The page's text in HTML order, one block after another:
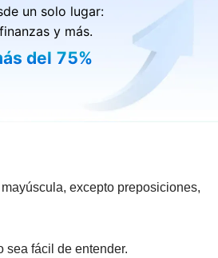
un solo lugar:
y más.
del 75%
excepto preposiciones,
sea fácil de entender.